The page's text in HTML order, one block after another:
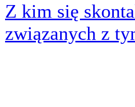
Z kim się
związanych z